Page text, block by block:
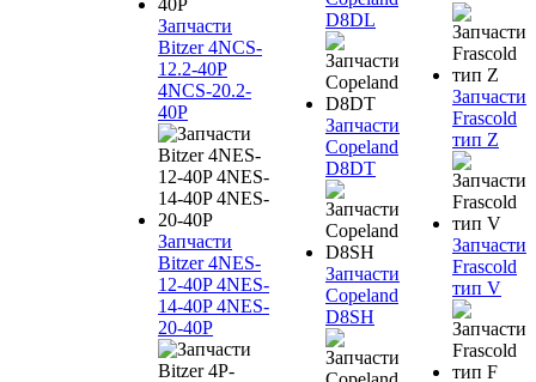
Запчасти
Bitzer 4NCS-
12.2-40P
4NCS-20.2-
40P
Запчасти
Bitzer 4NES-
12-40P 4NES-
14-40P 4NES-
20-40P
D8DL
Запчасти
Copeland
D8DT
Запчасти
Copeland
D8SH
Запчасти
Frascold
тип Z
Запчасти
Frascold
тип V